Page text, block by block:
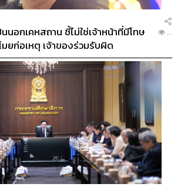
ABOUT THE AUTHOR
วริทธิ์ ลิ้มเจริญ
คนเชียงใหม่ เรียนจบปริญญาตรี คณะ
สถาปัตยกรรมศาสตร์ มหาวิทยาลัยเชียงใหม่
ชอบกิน ชอบเที่ยว ชอบถ่ายรูป ชอบรีวิวให้
เพื่อนฟัง เลยมาฝึกงานที่ THE STANDARD
POP
อกเคหสถาน ชี้ไม่ใช่เจ้าหน้าที่มีโทษ
ยก่อเหตุ เจ้าของร่วมรับผิด
...